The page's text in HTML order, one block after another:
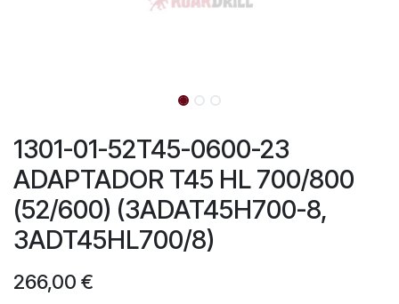
1301-01-52T45-0600-23
ADAPTADOR T45 HL 700/800
(52/600) (3ADAT45H700-8,
3ADT45HL700/8)
266,00 €